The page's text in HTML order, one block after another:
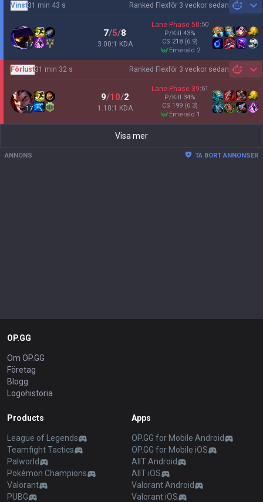
Ranked Flexför 3 veckor sedan
Vinst31 min 43 s
17
7/5/8
3.00:1 KDA
Lane Phase 50:50
P/Kill 43%
CS 218 (6.9)
emerald 2
Ranked Flexför 3 veckor sedan
Förlust31 min 32 s
17
9/10/2
1.10:1 KDA
Lane Phase 39:61
P/Kill 34%
CS 199 (6.3)
emerald 1
Visa mer
ANNONS TA BORT ANNONSER
OP.GG
Om OP.GG
Företag
Blogg
Logohistoria
Products
League of Legends
Teamfight Tactics
Palworld
Pokémon Champions
Valorant
PUBG
Apps
OP.GG for Mobile Android
OP.GG for Mobile iOS
AllT Android
AllT iOS
Valorant Android
Valorant iOS